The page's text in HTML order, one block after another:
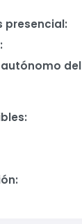
presencial:
del